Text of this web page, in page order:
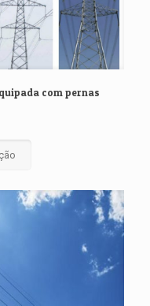
com pernas